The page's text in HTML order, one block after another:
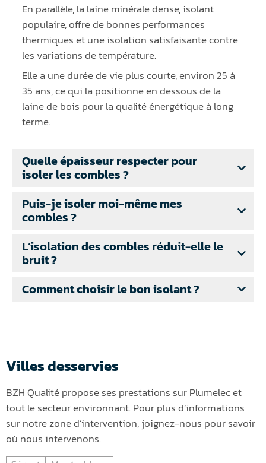
En parallèle, la laine minérale dense, isolant
populaire, offre de bonnes performances
thermiques et une isolation satisfaisante contre
les variations de température.
Elle a une durée de vie plus courte, environ 25 à
35 ans, ce qui la positionne en dessous de la
laine de bois pour la qualité énergétique à long
terme.
Quelle épaisseur respecter pour
isoler les combles ?
Puis-je isoler moi-même mes
combles ?
L’isolation des combles réduit-elle le
bruit ?
Comment choisir le bon isolant ?
Villes desservies
BZH Qualité propose ses prestations sur Plumelec et
tout le secteur environnant. Pour plus d’informations
sur notre zone d’intervention, joignez-nous pour savoir
où nous intervenons.